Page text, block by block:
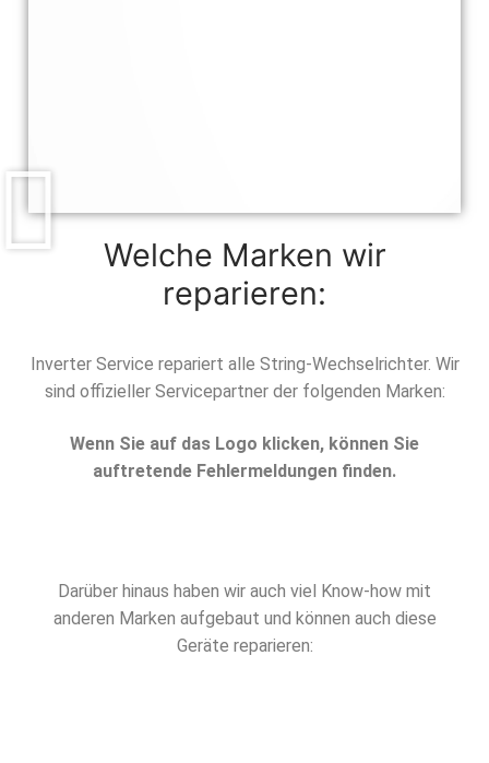
Welche Marken wir
reparieren:
Inverter Service repariert alle String-Wechselrichter. Wir
sind offizieller Servicepartner der folgenden Marken:
Wenn Sie auf das Logo klicken, können Sie
auftretende Fehlermeldungen finden.
Darüber hinaus haben wir auch viel Know-how mit
anderen Marken aufgebaut und können auch diese
Geräte reparieren: